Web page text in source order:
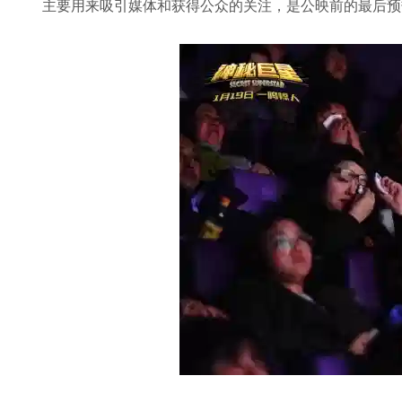
主要用来吸引媒体和获得公众的关注，是公映前的最后